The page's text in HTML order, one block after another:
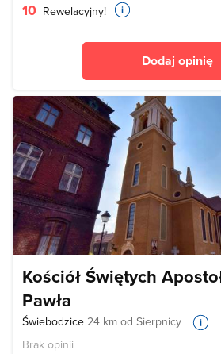
10 Rewelacyjny!
Dodaj opinię
Kościół Świętych
Pawła
Świebodzice 24 km od Sierpnicy
Brak opinii